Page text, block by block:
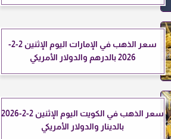
سعر الذهب في الإمارات اليوم الإثنين 2-2-
2026 بالدرهم والدولار الأمريكي
سعر الذهب في الكويت اليوم الإثنين 2-2-2026
بالدينار والدولار الأمريكي